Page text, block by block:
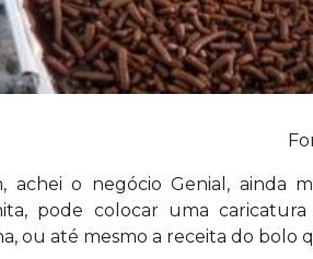
achei o negócio Genial, ainda
pode colocar uma
ou até mesmo a receita do bolo